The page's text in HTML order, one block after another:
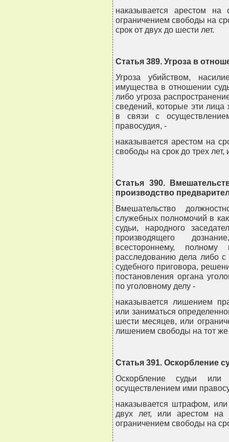
наказывается арестом
ограничением свободы на
срок от двух до шести лет.
Статья 389. Угроза в
Угроза убийством,
имущества в отношении
либо угроза
сведений, которые эти
в связи с
правосудия, -
наказывается арестом на
свободы на срок до трех
Статья 390.
производство
Вмешательство
служебных полномочий в
судьи, народного
производящего
всестороннему,
расследованию дела либо с
судебного приговора,
постановления органа
по уголовному делу -
наказывается лишением
или заниматься
шести месяцев, или
лишением свободы на тот же
Статья 391. Оскорбление
Оскорбление судьи
осуществлением ими
наказывается штрафом,
двух лет, или арестом
ограничением свободы на